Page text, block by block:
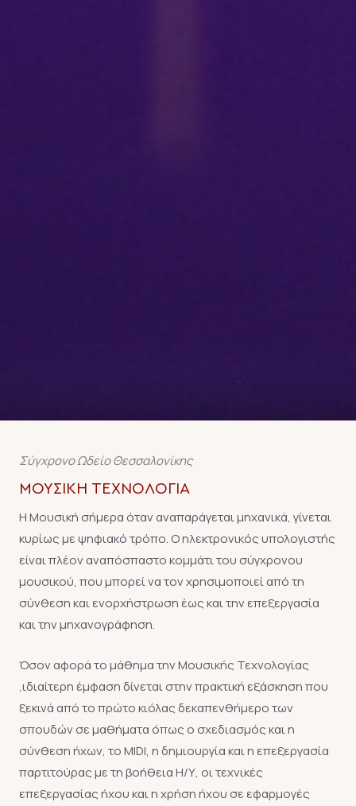
Σύγχρονο Ωδείο Θεσσαλονίκης
ΜΟΥΣΙΚΉ ΤΕΧΝΟΛΟΓΊΑ
Η Μουσική σήμερα όταν αναπαράγεται μηχανικά, γίνεται
κυρίως με ψηφιακό τρόπο. Ο ηλεκτρονικός υπολογιστής
είναι πλέον αναπόσπαστο κομμάτι του σύγχρονου
μουσικού, που μπορεί να τον χρησιμοποιεί από τη
σύνθεση και ενορχήστρωση έως και την επεξεργασία
και την μηχανογράφηση.
Όσον αφορά το μάθημα την Μουσικής Τεχνολογίας
,ιδιαίτερη έμφαση δίνεται στην πρακτική εξάσκηση που
ξεκινά από το πρώτο κιόλας δεκαπενθήμερο των
σπουδών σε μαθήματα όπως ο σχεδιασμός και η
σύνθεση ήχων, το MΙDI, η δημιουργία και η επεξεργασία
παρτιτούρας με τη βοήθεια Η/Υ, οι τεχνικές
επεξεργασίας ήχου και η χρήση ήχου σε εφαρμογές